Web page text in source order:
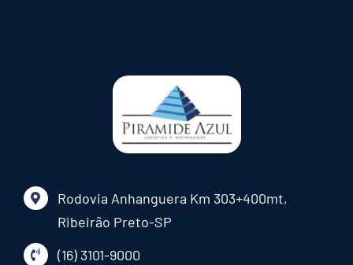
Rodovia Anhanguera Km 303+400mt,
Ribeirão Preto-SP
(16) 3101-9000